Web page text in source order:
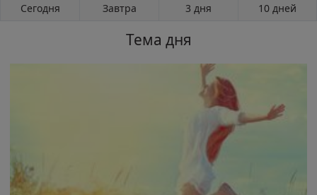
Сегодня Завтра 3 дня 10 дней
Тема дня